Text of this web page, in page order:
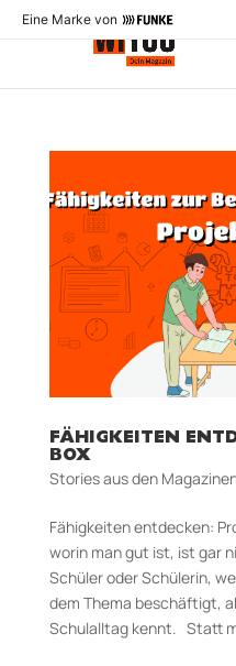
Eine Marke von
FÄHIGKEITEN
BOX
Stories aus den
Fähigkeiten entdecken:
worin man gut ist, ist gar
Schüler oder Schülerin,
dem Thema beschäftigt,
Schulalltag kennt. Statt